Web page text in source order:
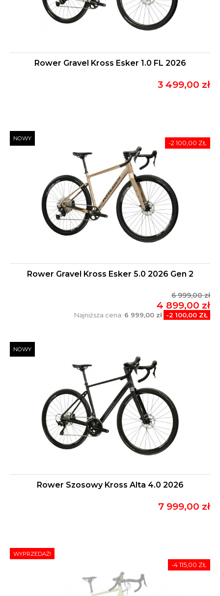
Rower Gravel Kross Esker 1.0 FL 2026
3 499,00 zł
Rower Gravel Kross Esker 5.0 2026 Gen 2
6 999,00 zł
4 899,00 zł
Najniższa cena: 6 999,00 zł -2 100,00 ZŁ
NOWY
-2 100,00 ZŁ
Rower Szosowy Kross Alta 4.0 2026
7 999,00 zł
NOWY
WYPRZEDAŻ!
-4 115,00 ZŁ